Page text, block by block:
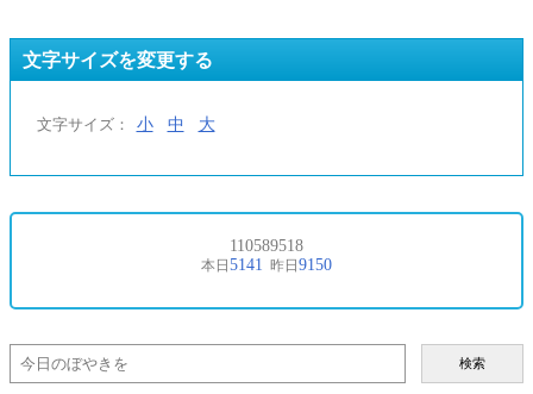
文字サイズを変更する
文字サイズ： 小 中 大
検索